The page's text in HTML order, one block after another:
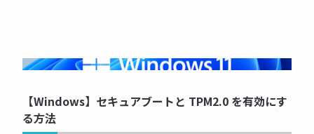
NOW PRINTING...
【Windows】セキュアブートと TPM2.0 を有効にす
る方法